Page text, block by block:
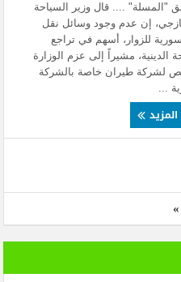
"المسلة" .... قال وزير السياحة
إن عدم وجود وسائل نقل
للزوار، أسهم في تراجع
الدينية، مشيراً إلى عزم الوزارة
لشركة طيران خاصة بالشركة
...
المزيد
»